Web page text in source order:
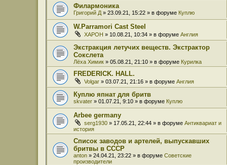
Филармоника
Григорий Д » 23.09.21, 15:22 » в форуме Куплю
W.Parramori Cast Steel
XAPOH » 10.08.21, 10:34 » в форуме Англия
Экстракция летучих веществ. Экстрактор
Сокслета
Лёха Химик » 05.08.21, 21:10 » в форуме Курилка
FREDERICK. HALL.
Volgar » 03.07.21, 21:16 » в форуме Англия
Куплю япнат для бритв
skvater » 01.07.21, 9:10 » в форуме Куплю
Arbee germany
serg1930 » 17.05.21, 22:44 » в форуме Антиквариат и
история
Список заводов и артелей, выпускавших
бритвы в СССР
anton » 24.04.21, 23:22 » в форуме Советские
производители